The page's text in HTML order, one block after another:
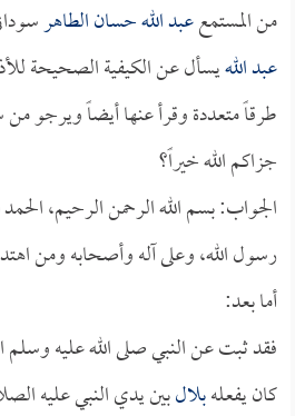
من المستمععبد الله حسان الطاهر
عبد اللهيسأل عن الكيفية الصحيحة
طرقاً متعددة وقرأ عنها أيضاً ويرجو
جزاكم الله خيراً؟
الجواب: بسم الله الرحمن الرحيم،
رسول الله، وعلى آله وأصحابه ومن
أما بعد:
فقد ثبت عن النبي صلى الله عليه وسلم
كان يفعلهبلالبين يدي النبي عليه